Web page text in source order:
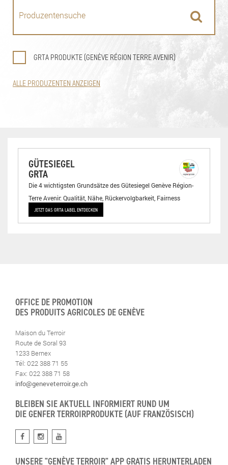
GRTA PRODUKTE (GENÈVE RÉGION TERRE AVENIR)
ALLE PRODUZENTEN ANZEIGEN
GÜTESIEGEL
GRTA
Die 4 wichtigsten Grundsätze des Gütesiegel Genève Région-
Terre Avenir: Qualität, Nähe, Rückervolgbarkeit, Fairness
JETZT DAS GRTA LABEL ENTDECKEN
OFFICE DE PROMOTION
DES PRODUITS AGRICOLES DE GENÈVE
Maison du Terroir
Route de Soral 93
1233 Bernex
Tél: 022 388 71 55
Fax: 022 388 71 58
info@geneveterroir.ge.ch
BLEIBEN SIE AKTUELL INFORMIERT RUND UM
DIE GENFER TERROIRPRODUKTE (AUF FRANZÖSISCH)
UNSERE "GENÈVE TERROIR" APP GRATIS HERUNTERLADEN